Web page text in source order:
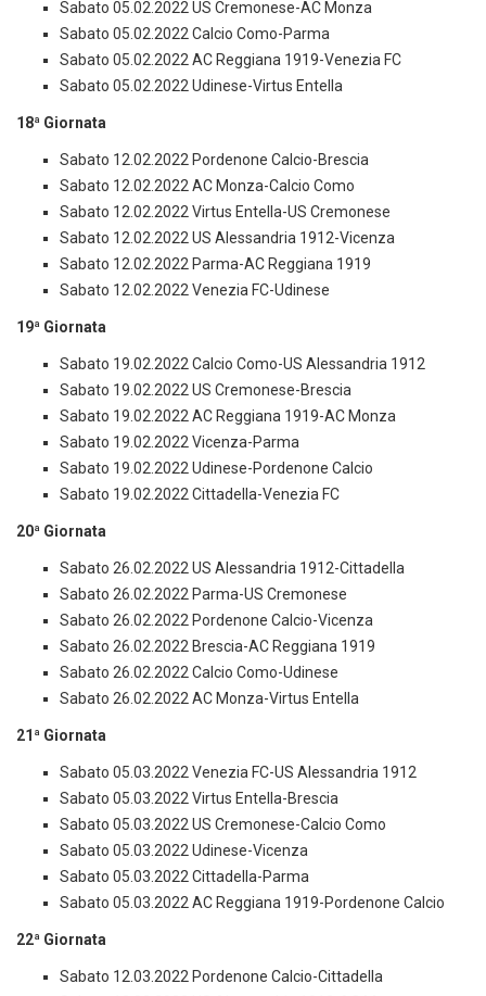
Sabato 05.02.2022 US Cremonese-AC Monza
Sabato 05.02.2022 Calcio Como-Parma
Sabato 05.02.2022 AC Reggiana 1919-Venezia FC
Sabato 05.02.2022 Udinese-Virtus Entella
18ª Giornata
Sabato 12.02.2022 Pordenone Calcio-Brescia
Sabato 12.02.2022 AC Monza-Calcio Como
Sabato 12.02.2022 Virtus Entella-US Cremonese
Sabato 12.02.2022 US Alessandria 1912-Vicenza
Sabato 12.02.2022 Parma-AC Reggiana 1919
Sabato 12.02.2022 Venezia FC-Udinese
19ª Giornata
Sabato 19.02.2022 Calcio Como-US Alessandria 1912
Sabato 19.02.2022 US Cremonese-Brescia
Sabato 19.02.2022 AC Reggiana 1919-AC Monza
Sabato 19.02.2022 Vicenza-Parma
Sabato 19.02.2022 Udinese-Pordenone Calcio
Sabato 19.02.2022 Cittadella-Venezia FC
20ª Giornata
Sabato 26.02.2022 US Alessandria 1912-Cittadella
Sabato 26.02.2022 Parma-US Cremonese
Sabato 26.02.2022 Pordenone Calcio-Vicenza
Sabato 26.02.2022 Brescia-AC Reggiana 1919
Sabato 26.02.2022 Calcio Como-Udinese
Sabato 26.02.2022 AC Monza-Virtus Entella
21ª Giornata
Sabato 05.03.2022 Venezia FC-US Alessandria 1912
Sabato 05.03.2022 Virtus Entella-Brescia
Sabato 05.03.2022 US Cremonese-Calcio Como
Sabato 05.03.2022 Udinese-Vicenza
Sabato 05.03.2022 Cittadella-Parma
Sabato 05.03.2022 AC Reggiana 1919-Pordenone Calcio
22ª Giornata
Sabato 12.03.2022 Pordenone Calcio-Cittadella